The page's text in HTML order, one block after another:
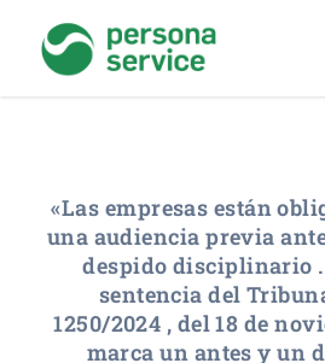
persona service
«Las empresas están
una audiencia previa
despido disciplinario
sentencia del
1250/2024 , del 18 de
marca un antes y un